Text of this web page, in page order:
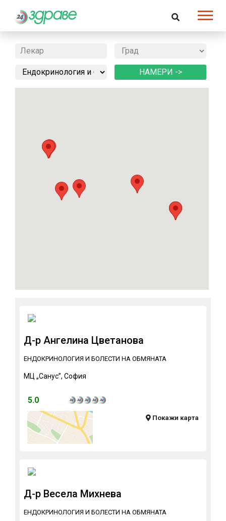
Д-р Ангелина Цветанова
ЕНДОКРИНОЛОГИЯ И БОЛЕСТИ НА ОБМЯНАТА
МЦ „Санус”, София
5.0
Покажи карта
Д-р Весела Михнева
ЕНДОКРИНОЛОГИЯ И БОЛЕСТИ НА ОБМЯНАТА